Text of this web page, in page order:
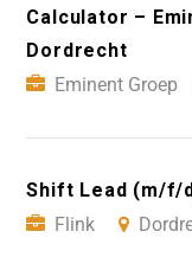
Calculator –
Dordrecht
Eminent Groep
Shift Lead (m/f/
Flink